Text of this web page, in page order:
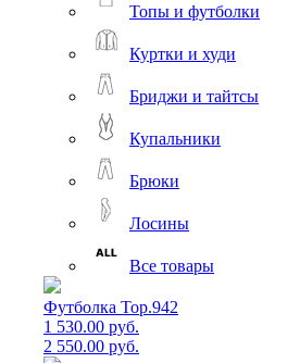
Топы и футболки
Куртки и худи
Бриджи и тайтсы
Купальники
Брюки
Лосины
Все товары
Футболка Top.942
1 530.00 руб.
2 550.00 руб.